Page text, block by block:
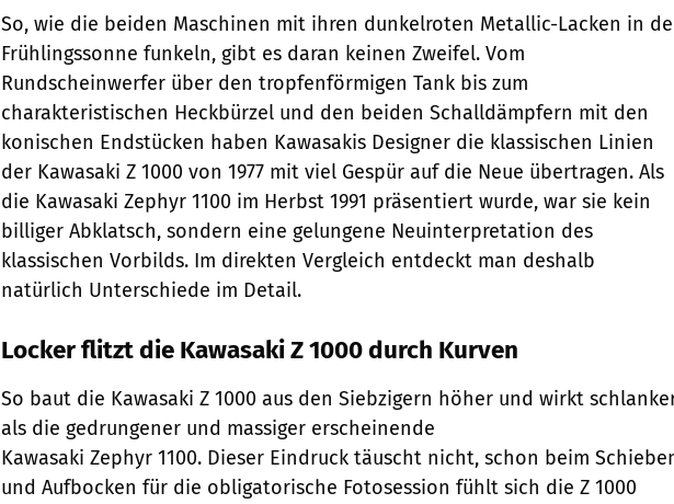
So, wie die beiden Maschinen mit ihren dunkelroten Metallic-Lacken in
Frühlingssonne funkeln, gibt es daran keinen Zweifel. Vom
Rundscheinwerfer über den tropfenförmigen Tank bis zum
charakteristischen Heckbürzel und den beiden Schalldämpfern mit den
konischen Endstücken haben Kawasakis Designer die klassischen Linien
der Kawasaki Z 1000 von 1977 mit viel Gespür auf die Neue übertragen. Als
die Kawasaki Zephyr 1100 im Herbst 1991 präsentiert wurde, war sie kein
billiger Abklatsch, sondern eine gelungene Neuinterpretation des
klassischen Vorbilds. Im direkten Vergleich entdeckt man deshalb
natürlich Unterschiede im Detail.
Locker flitzt die Kawasaki Z 1000 durch Kurven
So baut die Kawasaki Z 1000 aus den Siebzigern höher und wirkt
als die gedrungener und massiger erscheinende
Kawasaki Zephyr 1100. Dieser Eindruck täuscht nicht, schon beim
und Aufbocken für die obligatorische Fotosession fühlt sich die Z 1000